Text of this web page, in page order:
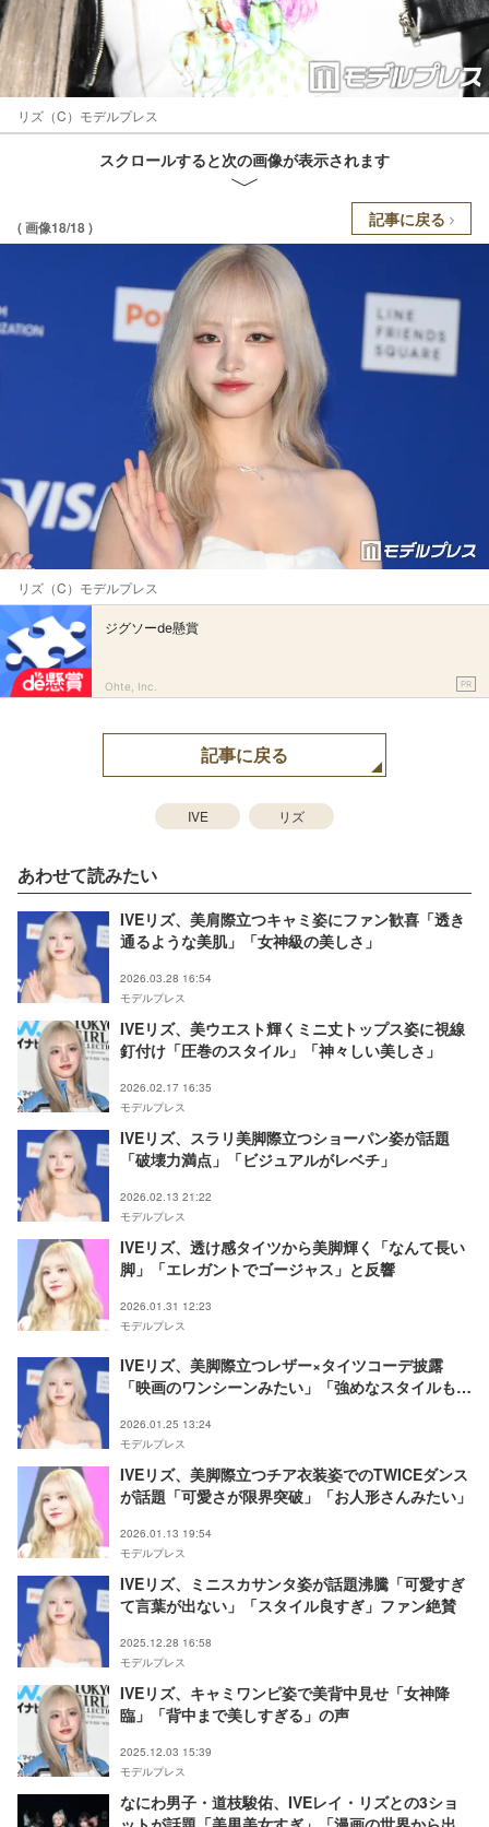
リズ（C）モデルプレス
スクロールすると次の画像が表示されます
( 画像18/18 ) 記事に戻る
リズ（C）モデルプレス
ジグソーde懸賞
Ohte, Inc. PR
記事に戻る
IVE リズ
あわせて読みたい
IVEリズ、美肩際立つキャミ姿にファン歓喜「透き
通るような美肌」「女神級の美しさ」
2026.03.28 16:54
モデルプレス
IVEリズ、美ウエスト輝くミニ丈トップス姿に視線
釘付け「圧巻のスタイル」「神々しい美しさ」
2026.02.17 16:35
モデルプレス
IVEリズ、スラリ美脚際立つショーパン姿が話題
「破壊力満点」「ビジュアルがレベチ」
2026.02.13 21:22
モデルプレス
IVEリズ、透け感タイツから美脚輝く「なんて長い
脚」「エレガントでゴージャス」と反響
2026.01.31 12:23
モデルプレス
IVEリズ、美脚際立つレザー×タイツコーデ披露
「映画のワンシーンみたい」「強めなスタイルも最
2026.01.25 13:24
モデルプレス
IVEリズ、美脚際立つチア衣装姿でのTWICEダンス
が話題「可愛さが限界突破」「お人形さんみたい」
2026.01.13 19:54
モデルプレス
IVEリズ、ミニスカサンタ姿が話題沸騰「可愛すぎ
て言葉が出ない」「スタイル良すぎ」ファン絶賛
2025.12.28 16:58
モデルプレス
IVEリズ、キャミワンピ姿で美背中見せ「女神降
臨」「背中まで美しすぎる」の声
2025.12.03 15:39
モデルプレス
なにわ男子・道枝駿佑、IVEレイ・リズとの3ショ